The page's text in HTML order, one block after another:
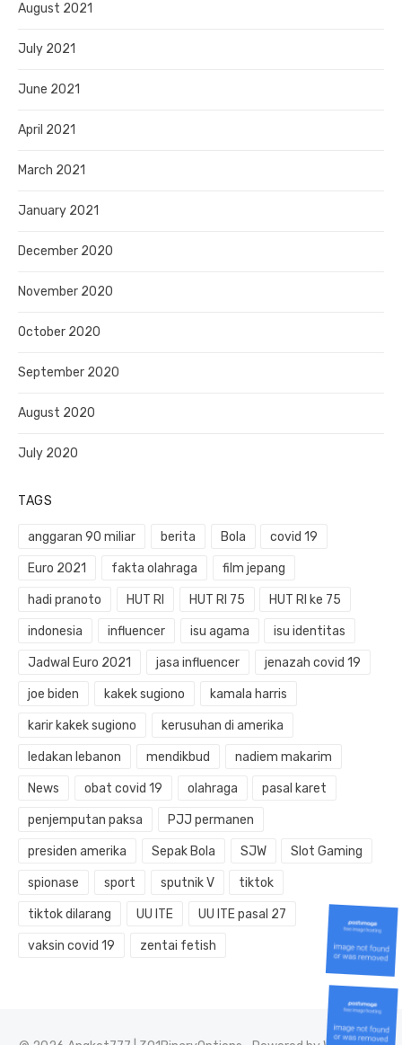
August 2021
July 2021
June 2021
April 2021
March 2021
January 2021
December 2020
November 2020
October 2020
September 2020
August 2020
July 2020
TAGS
anggaran 90 miliar berita Bola covid 19
Euro 2021 fakta olahraga film jepang
hadi pranoto HUT RI HUT RI 75 HUT RI ke 75
indonesia influencer isu agama isu identitas
Jadwal Euro 2021 jasa influencer jenazah covid 19
joe biden kakek sugiono kamala harris
karir kakek sugiono kerusuhan di amerika
ledakan lebanon mendikbud nadiem makarim
News obat covid 19 olahraga pasal karet
penjemputan paksa PJJ permanen
presiden amerika Sepak Bola SJW Slot Gaming
spionase sport sputnik V tiktok
tiktok dilarang UU ITE UU ITE pasal 27
vaksin covid 19 zentai fetish